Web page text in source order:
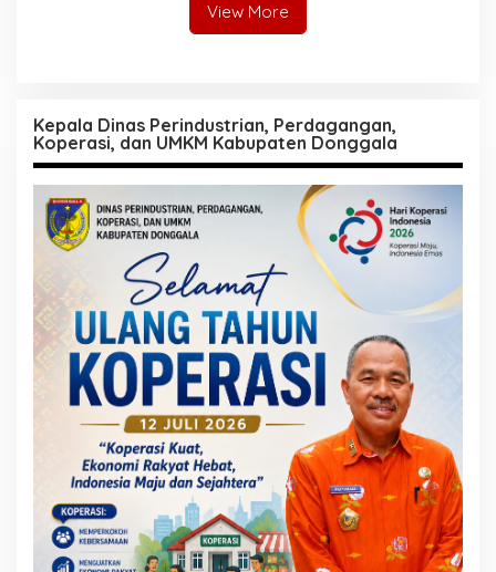
View More
Kepala Dinas Perindustrian, Perdagangan,
Koperasi, dan UMKM Kabupaten Donggala